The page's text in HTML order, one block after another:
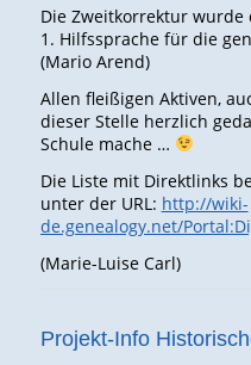
Die Zweitkorrektur
1. Hilfssprache für die
(Mario Arend)
Allen fleißigen Aktiven,
dieser Stelle herzlich
Schule mache …
Die Liste mit Direktlinks
unter der URL: http://wiki-
de.genealogy.net/
(Marie-Luise Carl)
Projekt-Info